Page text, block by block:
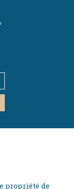
propriété de